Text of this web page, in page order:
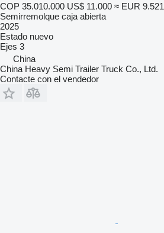
COP 35.010.000 US$ 11.000 ≈ EUR 9.521
Semirremolque caja abierta
2025
Estado nuevo
Ejes 3
China
China Heavy Semi Trailer Truck Co., Ltd.
Contacte con el vendedor